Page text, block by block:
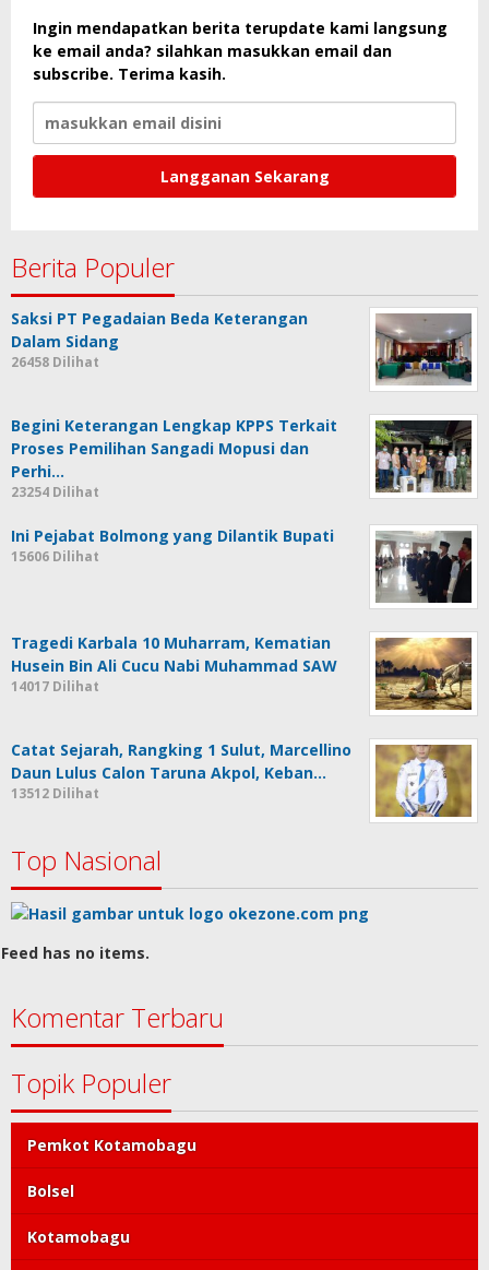
Ingin mendapatkan berita terupdate kami langsung
ke email anda? silahkan masukkan email dan
subscribe. Terima kasih.
Berita Populer
Saksi PT Pegadaian Beda Keterangan
Dalam Sidang
26458 Dilihat
Begini Keterangan Lengkap KPPS Terkait
Proses Pemilihan Sangadi Mopusi dan
Perhi…
23254 Dilihat
Ini Pejabat Bolmong yang Dilantik Bupati
15606 Dilihat
Tragedi Karbala 10 Muharram, Kematian
Husein Bin Ali Cucu Nabi Muhammad SAW
14017 Dilihat
Catat Sejarah, Rangking 1 Sulut, Marcellino
Daun Lulus Calon Taruna Akpol, Keban…
13512 Dilihat
Top Nasional
Feed has no items.
Komentar Terbaru
Topik Populer
Pemkot Kotamobagu
Bolsel
Kotamobagu